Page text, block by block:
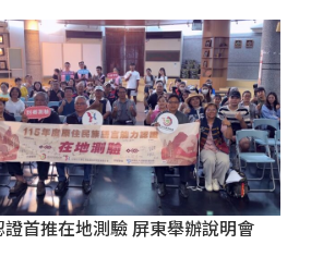
首推在地測驗 屏東舉辦說明會